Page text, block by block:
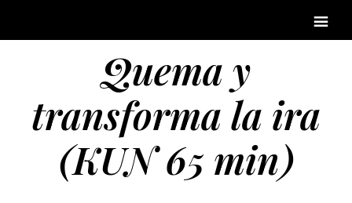
Quema y
transforma la ira
(KUN 65 min)